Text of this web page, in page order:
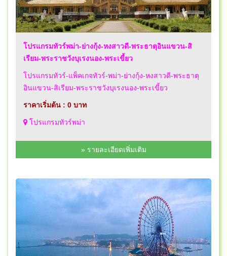
โปรแกรมทัวร์พม่า-ย่างกุ้ง-หงสาวดี-พระธาตุอินแขวน-สิ
เรียม-พระราชวังบุเรงนอง-พระเขี้ยว
โปรแกรมทัวร์-แพ็คเกจทัวร์-พม่า-ย่างกุ้ง-หงสาวดี-พระธาตุ
อินแขวน-สิเรียม-พระราชวังบุเรงนอง-พระเขี้ยว
ราคาเริ่มต้น : 0 บาท
โปรแกรมทัวร์พม่า
» รายละเอียดเพิ่มเติม